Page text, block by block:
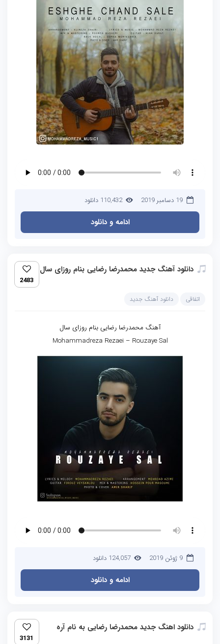
19 دسامبر 2019 110,432 دانلود
ادامه و دانلود
دانلود آهنگ جدید محمدرضا رضایی بنام روزای سال
2483
اتفاقی دانلود آهنگ جدید
آهنگ محمدرضا رضایی بنام روزای سال
Mohammadreza Rezaei – Rouzaye Sal
9 ژوئن 2019 124,057 دانلود
ادامه و دانلود
دانلود اهنگ جدید محمدرضا رضایی به نام آره
3131